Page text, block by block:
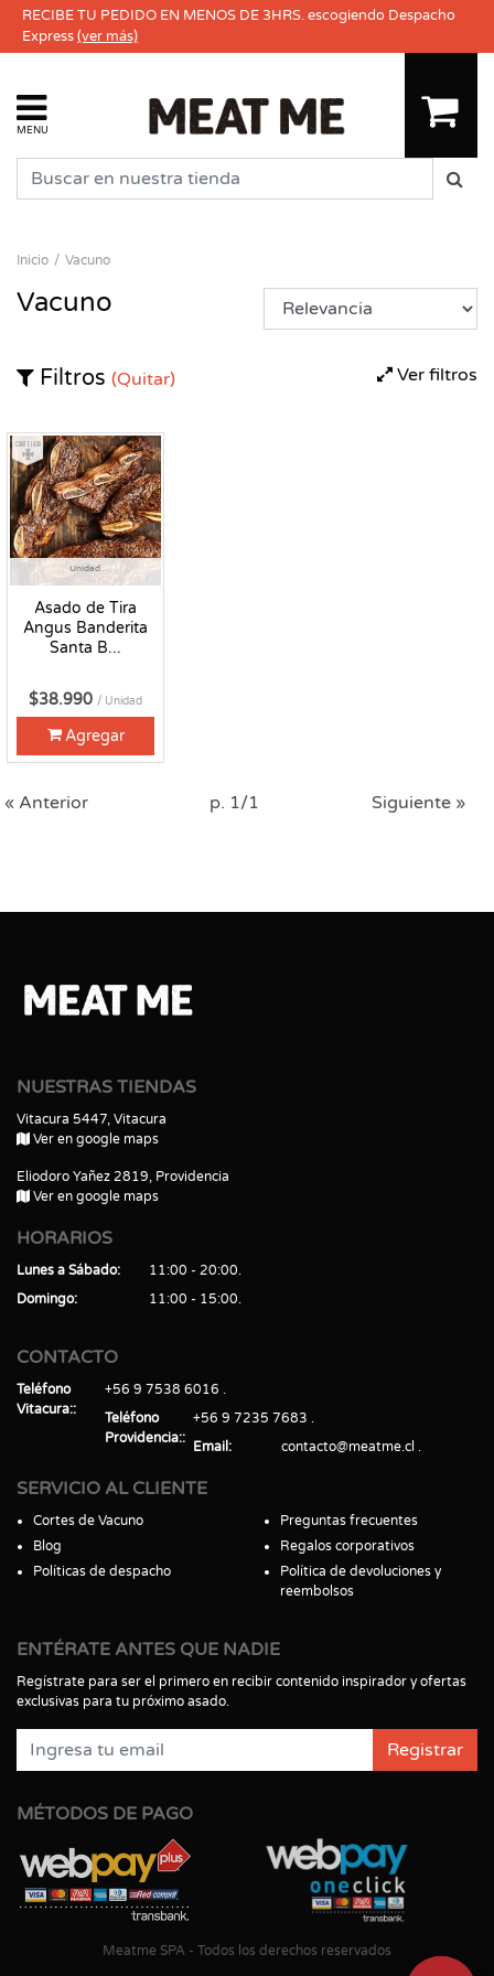
RECIBE TU PEDIDO EN MENOS DE 3HRS. escogiendo Despacho
Express(ver más)
MENU
Inicio Vacuno
Vacuno
Ver filtros
Filtros (Quitar)
Unidad
Asado de Tira
Angus Banderita
Santa B...
Congelado
$38.990 / Unidad
Agregar
« Anterior p. 1/1 Siguiente »
NUESTRAS TIENDAS
Vitacura 5447, Vitacura
Ver en google maps
Eliodoro Yañez 2819, Providencia
Ver en google maps
HORARIOS
Lunes a Sábado
11:00 - 20:00
Domingo
11:00 - 15:00
CONTACTO
Teléfono
Vitacura:
+56 9 7538 6016
Teléfono
Providencia:
+56 9 7235 7683
Email
contacto@meatme.cl
SERVICIO AL CLIENTE
Cortes de Vacuno
Blog
Políticas de despacho
Preguntas frecuentes
Regalos corporativos
Política de devoluciones y
reembolsos
ENTÉRATE ANTES QUE NADIE
Regístrate para ser el primero en recibir contenido inspirador y ofertas
exclusivas para tu próximo asado.
Registrar
MÉTODOS DE PAGO
Meatme SPA - Todos los derechos reservados